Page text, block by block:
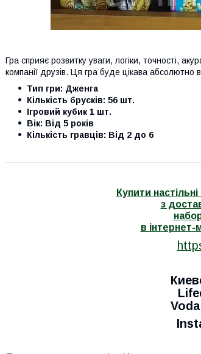
Гра сприяє розвитку уваги, логіки, точності,
компанії друзів. Ця гра буде цікава абсолютно
Тип гри: Дженга
Кількість брусків: 56 шт.
Ігровий кубик 1 шт.
Вік: Від 5 років
Кількість гравців: Від 2 до 6
Купити
з
в інтернет-